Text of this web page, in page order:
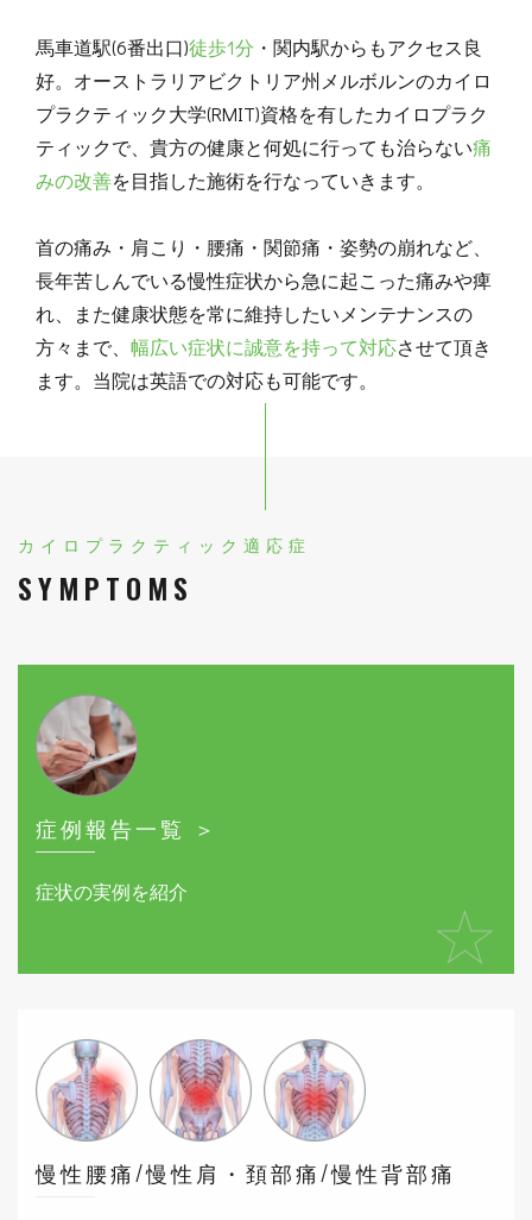
馬車道駅(6番出口)徒歩1分 ・関内駅からもアクセス良
好。オーストラリアビクトリア州メルボルンのカイロ
プラクティック大学(RMIT)資格を有したカイロプラク
ティックで、貴方の健康と何処に行っても治らない痛
みの改善を目指した施術を行なっていきます。
首の痛み・肩こり・腰痛・関節痛・姿勢の崩れなど、
長年苦しんでいる慢性症状から急に起こった痛みや痺
れ、また健康状態を常に維持したいメンテナンスの
方々まで、 幅広い症状に誠意を持って対応させて頂き
ます。当院は英語での対応も可能です。
カイロプラクティック適応症
SYMPTOMS
症例報告一覧 ＞
症状の実例を紹介
★
慢性腰痛/慢性肩・頚部痛/慢性背部痛